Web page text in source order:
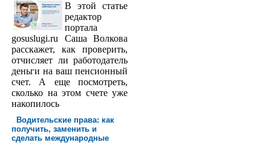
В этой статье
редактор
порта­ла
gosuslugi.ru Саша Волкова
расскажет, как проверить,
отчисляет ли работодатель
деньги на ваш пенсионный
счет. А еще посмотреть,
сколько на этом счете уже
накопилось
Водительские права: как
получить, заменить и
сделать международ­ные